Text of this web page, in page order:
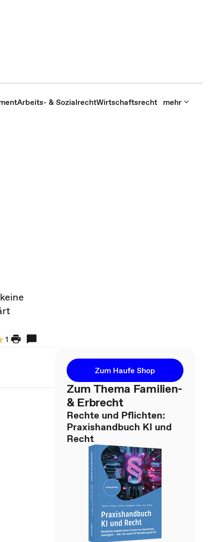
Arbeits- & SozialrechtWirtschaftsrecht mehr
1
Zum Haufe Shop
Zum Thema Familien-
& Erbrecht
Rechte und Pflichten:
Praxishandbuch KI und
Recht